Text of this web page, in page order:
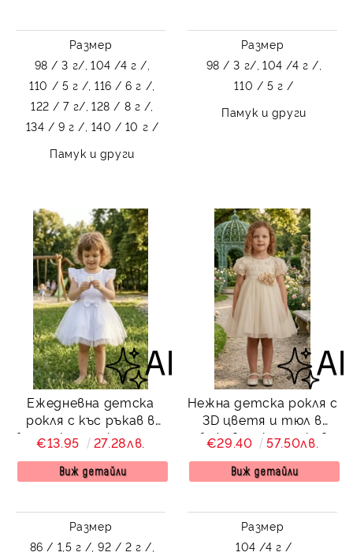
Размер
98 / 3 г/, 104 /4 г /,
110 / 5 г /, 116 / 6 г /,
122 / 7 г/, 128 / 8 г /,
134 / 9 г /, 140 / 10 г /
Памук и други
Размер
98 / 3 г/, 104 /4 г /,
110 / 5 г /
Памук и други
Ежедневна детска
рокля с къс ръкав в
бяло с къдрички и тюл
в долната част
Оливия
€13.95 27.28лв.
Виж детайли
Размер
86 / 1,5 г /, 92 / 2 г /,
Нежна детска рокля с
3D цветя и тюл в
бежово с къс ръкав
€29.40 57.50лв.
Виж детайли
Размер
104 /4 г /